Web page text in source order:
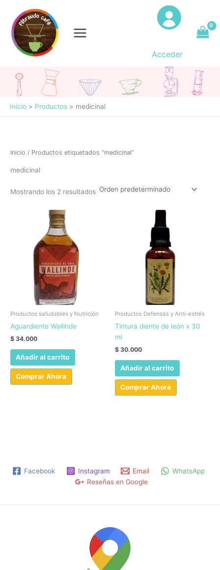
contenido
Acceder
Inicio Productos medicinal
Inicio / Productos etiquetados “medicinal”
medicinal
Mostrando los 2 resultados
Productos saludables y Nutrición
Aguardiente Wallinde
$ 34.000
Añadir al carrito
Comprar Ahora
Productos Defensas y Anti-estrés
Tintura diente de león x 30
ml
$ 30.000
Añadir al carrito
Comprar Ahora
Facebook Instagram Email
WhatsApp
Reseñas en Google